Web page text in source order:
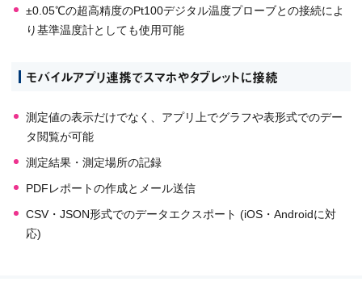
±0.05℃の超高精度のPt100デジタル温度プローブとの接続によ
り基準温度計としても使用可能
モバイルアプリ連携でスマホやタブレットに接続
測定値の表示だけでなく、アプリ上でグラフや表形式でのデー
タ閲覧が可能
測定結果・測定場所の記録
PDFレポートの作成とメール送信
CSV・JSON形式でのデータエクスポート (iOS・Androidに対
応)